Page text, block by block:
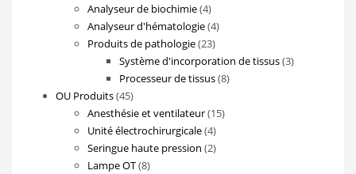
Analyseur de biochimie 44
produits
Analyseur d'hématologie 44
Produits de pathologie 2323
produits
Système d'incorporation de tissus 33
Processeur de tissus 88
OU Produits 4545
produits
Anesthésie et ventilateur 1515
Unité électrochirurgicale 44
produits
Seringue haute pression 22
Lampe OT 88